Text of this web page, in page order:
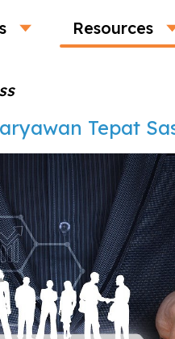
Resources
Tepat